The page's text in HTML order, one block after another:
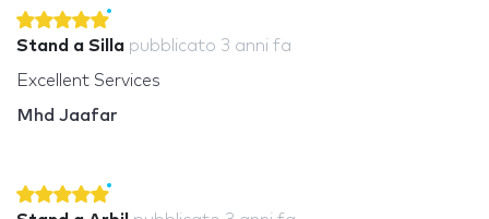
Stand a Silla pubblicato 3 anni fa
Excellent Services
Mhd Jaafar